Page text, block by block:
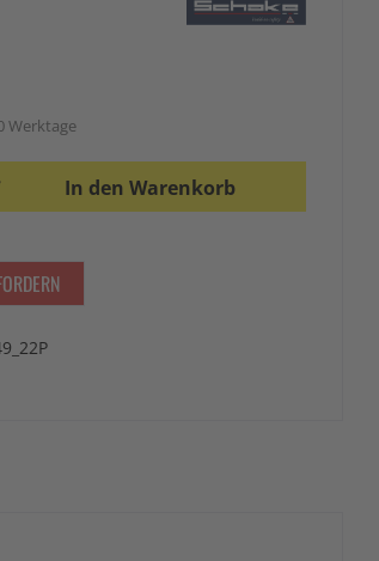
Werktage
In den Warenkorb